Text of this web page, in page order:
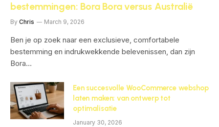
bestemmingen: Bora Bora versus Australië
By Chris March 9, 2026
Ben je op zoek naar een exclusieve, comfortabele
bestemming en indrukwekkende belevenissen, dan zijn
Bora…
Een succesvolle WooCommerce webshop
laten maken: van ontwerp tot
optimalisatie
January 30, 2026